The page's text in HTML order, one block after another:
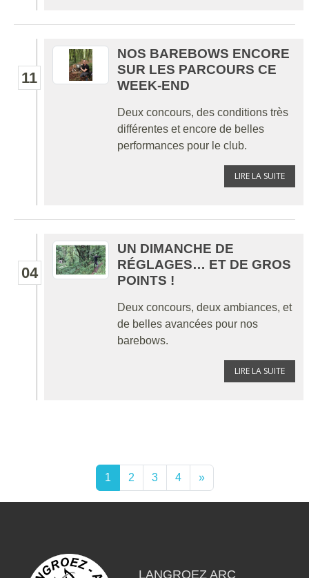
11
NOS BAREBOWS ENCORE
SUR LES PARCOURS CE
WEEK-END
Deux concours, des conditions très
différentes et encore de belles
performances pour le club.
LIRE LA SUITE
04
UN DIMANCHE DE
RÉGLAGES… ET DE GROS
POINTS !
Deux concours, deux ambiances, et
de belles avancées pour nos
barebows.
LIRE LA SUITE
1 2 3 4 »
LANGROEZ ARC